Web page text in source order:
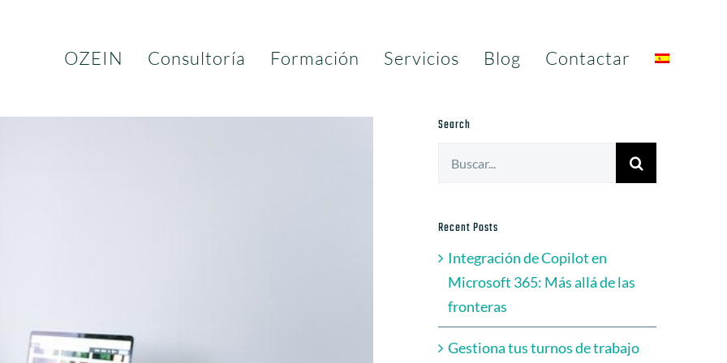
OZEIN Consultoría Formación Servicios Blog Contactar
Search
Recent Posts
Integración de Copilot en
Microsoft 365: Más allá de las
fronteras
Gestiona tus turnos de trabajo